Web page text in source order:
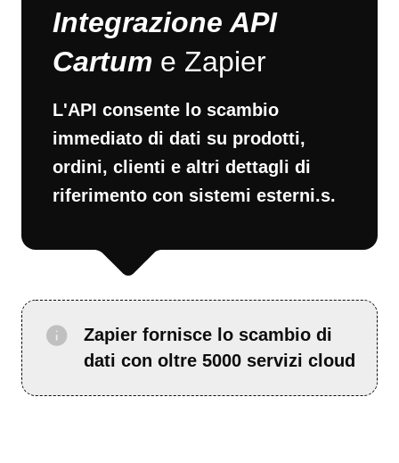
Integrazione API
Cartum e Zapier
L'API consente lo scambio
immediato di dati su prodotti,
ordini, clienti e altri dettagli di
riferimento con sistemi esterni.s.
Zapier fornisce lo scambio di
dati con oltre 5000 servizi cloud